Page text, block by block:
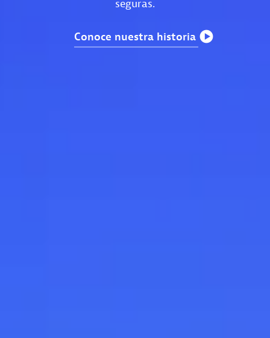
seguras.
Conoce nuestra historia